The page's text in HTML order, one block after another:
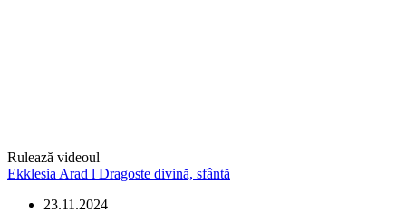
Rulează videoul
Ekklesia Arad l Dragoste divină, sfântă
23.11.2024